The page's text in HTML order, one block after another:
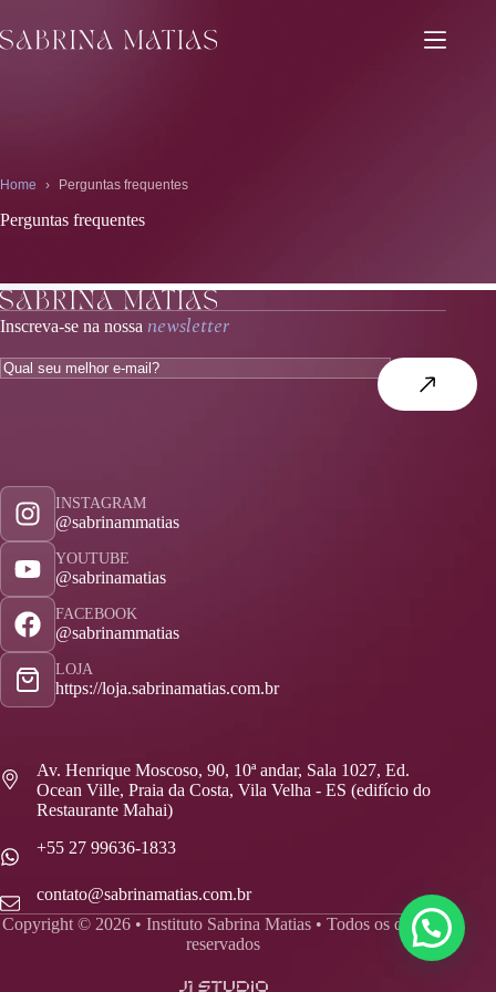
para
o
Home › Perguntas frequentes
Perguntas frequentes
Inscreva-se na nossa newsletter
INSTAGRAM
@sabrinammatias
YOUTUBE
@sabrinamatias
FACEBOOK
@sabrinammatias
LOJA
https://loja.sabrinamatias.com.br
Av. Henrique Moscoso, 90, 10ª andar, Sala 1027, Ed.
Ocean Ville, Praia da Costa, Vila Velha - ES (edifício do
Restaurante Mahai)
+55 27 99636-1833
contato@sabrinamatias.com.br
Copyright © 2026 • Instituto Sabrina Matias • Todos os direitos
reservados